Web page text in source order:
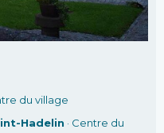
du village
Hadelin · Centre du